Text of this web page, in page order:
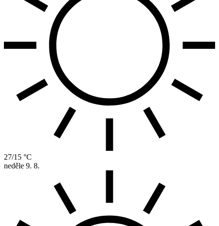
27/15 °C
neděle 9. 8.